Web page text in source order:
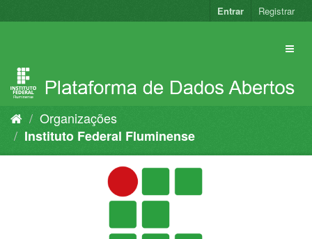
para
Entrar Registrar
Organizações
Instituto Federal Fluminense